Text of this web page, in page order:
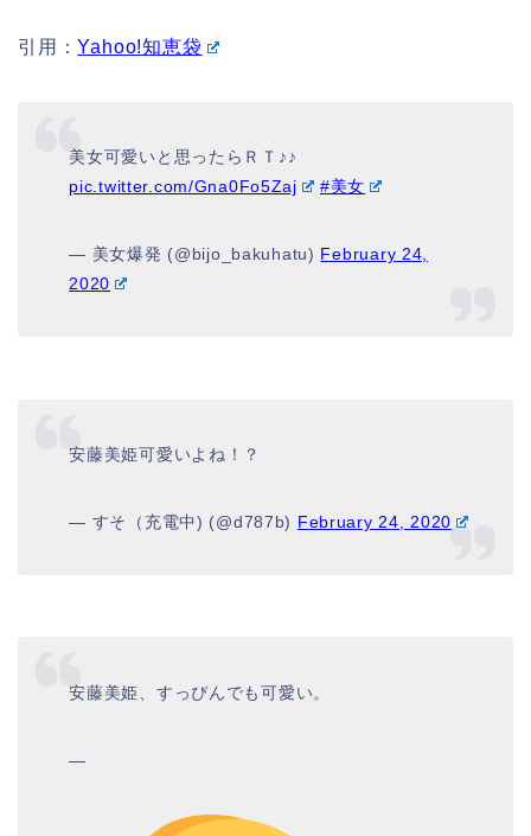
引用：Yahoo!知恵袋
美女可愛いと思ったらＲＴ♪♪
pic.twitter.com/Gna0Fo5Zaj
#美女
— 美女爆発 (@bijo_bakuhatu) February 24,
2020
安藤美姫可愛いよね！？
— すそ（充電中) (@d787b) February 24, 2020
安藤美姫、すっぴんでも可愛い。
—